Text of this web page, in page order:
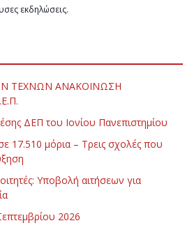
εκδηλώσεις.
ΤΕΧΝΩΝ ΑΝΑΚΟΙΝΩΣΗ
ΔΕΠ του Ιονίου Πανεπιστημίου
17.510 μόρια – Τρεις σχολές που
Υποβολή αιτήσεων για
2026